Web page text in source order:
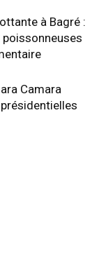
à Bagré :
poissonneuses
Camara